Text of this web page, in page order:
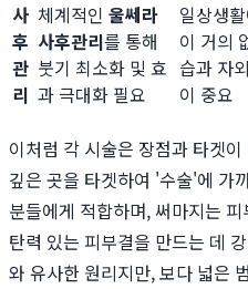
사
후
관
리
체계적인 울쎄라
사후관리를 통해
붓기 최소화 및 효
과 극대화 필요
일상생
이 거의
습과 자
이 중요
이처럼 각 시술은 장점과 타겟
깊은 곳을 타겟하여 '수술'에 가
분들에게 적합하며, 써마지는
탄력 있는 피부결을 만드는 데
와 유사한 원리지만, 보다 넓은